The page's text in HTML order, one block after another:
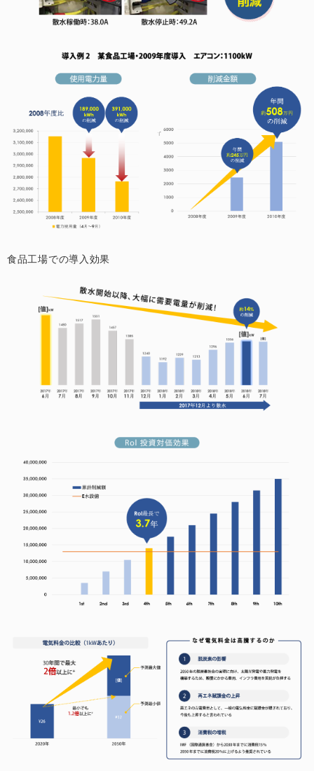
食品工場での導入効果